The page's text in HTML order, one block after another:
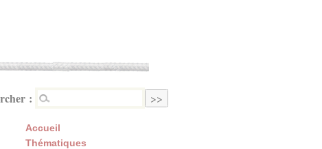
:
Accueil
Thématiques